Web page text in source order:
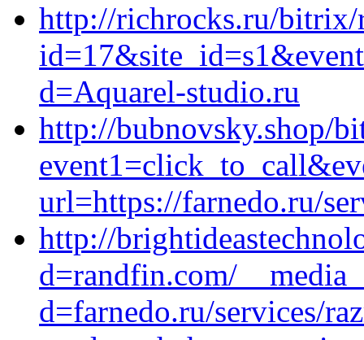
http://richrocks.ru/bitrix/
d=Aquarel-studio.ru
http://bubnovsky.shop/
url=https://farnedo.ru/
http://
d=randfin.com/
d=farnedo.ru/services/